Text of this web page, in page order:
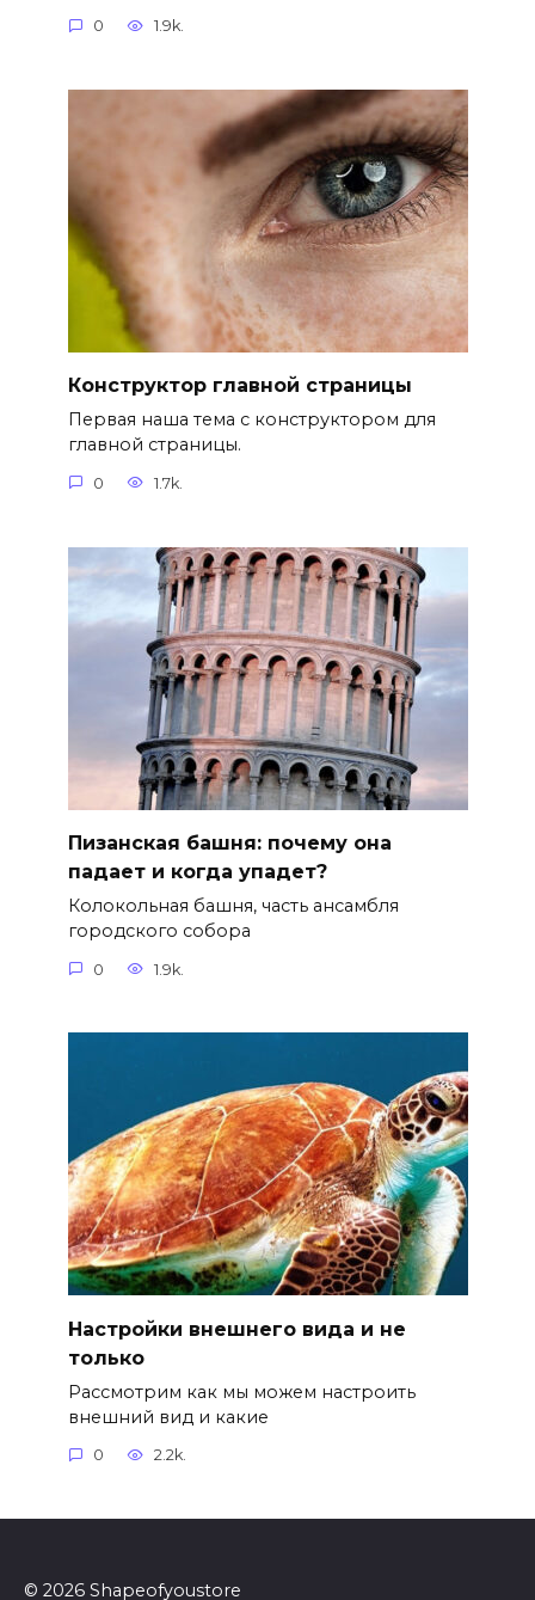
0 1.9k.
Конструктор главной страницы
Первая наша тема с конструктором для
главной страницы.
0 1.7k.
Пизанская башня: почему она
падает и когда упадет?
Колокольная башня, часть ансамбля
городского собора
0 1.9k.
Настройки внешнего вида и не
только
Рассмотрим как мы можем настроить
внешний вид и какие
0 2.2k.
© 2026 Shapeofyoustore